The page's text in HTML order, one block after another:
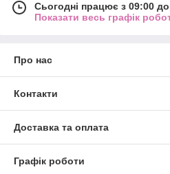
на будь-який смак.
Сьогодні працює з 09:00
Показати весь графік
Про нас
Контакти
Доставка та оплата
Графік роботи